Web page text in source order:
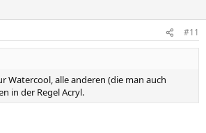
#11
Watercool, alle anderen (die man auch
in der Regel Acryl.